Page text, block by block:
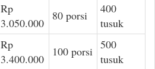
Rp
3.050.000
80 porsi
400
tusuk
Rp
3.400.000
100 porsi 500
tusuk